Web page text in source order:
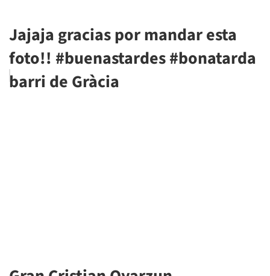
Jajaja gracias por mandar esta
foto!! #buenastardes #bonatarda
barri de Gràcia